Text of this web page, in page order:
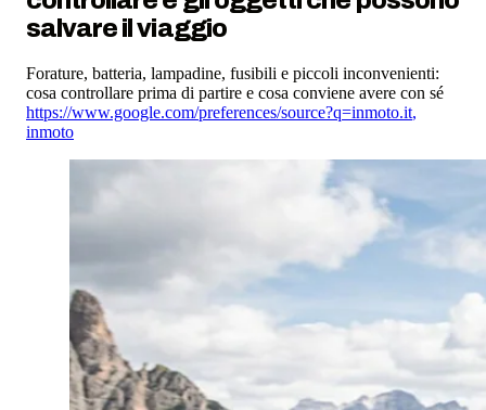
salvare il viaggio
Forature, batteria, lampadine, fusibili e piccoli inconvenienti:
cosa controllare prima di partire e cosa conviene avere con sé
https://www.google.com/preferences/source?q=inmoto.it,
inmoto